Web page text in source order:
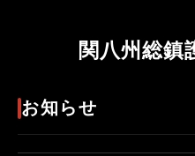
関八州総鎮
お知らせ